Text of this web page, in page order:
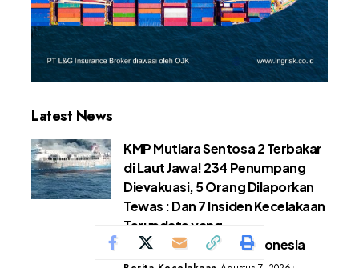
Latest News
KMP Mutiara Sentosa 2 Terbakar
di Laut Jawa! 234 Penumpang
Dievakuasi, 5 Orang Dilaporkan
Tewas : Dan 7 Insiden Kecelakaan
Terupdate yang
Menggemparkan di Indonesia